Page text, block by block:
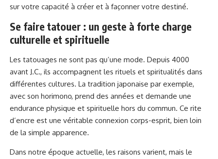
sur votre capacité à créer et à façonner votre destiné.
Se faire tatouer : un geste à forte charge
culturelle et spirituelle
Les tatouages ne sont pas qu’une mode. Depuis 4000
avant J.C., ils accompagnent les rituels et spiritualités dans
différentes cultures. La tradition japonaise par exemple,
avec son horimono, prend des années et demande une
endurance physique et spirituelle hors du commun. Ce rite
d’encre est une véritable connexion corps-esprit, bien loin
de la simple apparence.
Dans notre époque actuelle, les raisons varient, mais le